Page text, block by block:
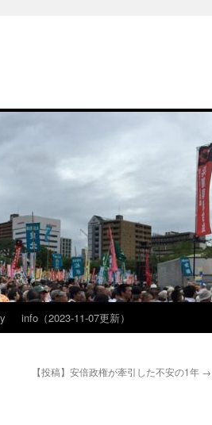
info（2023-11-07更新）
【投稿】安倍政権が牽引した不安の1年 →